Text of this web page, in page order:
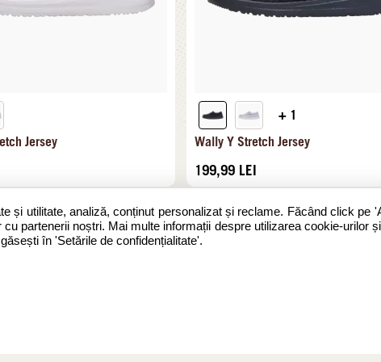
Jersey
+ 1
Wally Y Stretch Jersey
199,99 LEI
și utilitate, analiză, conținut personalizat și reclame. Făcând click pe
partenerii noștri. Mai multe informații despre utilizarea cookie-urilor
în 'Setările de confidențialitate'.